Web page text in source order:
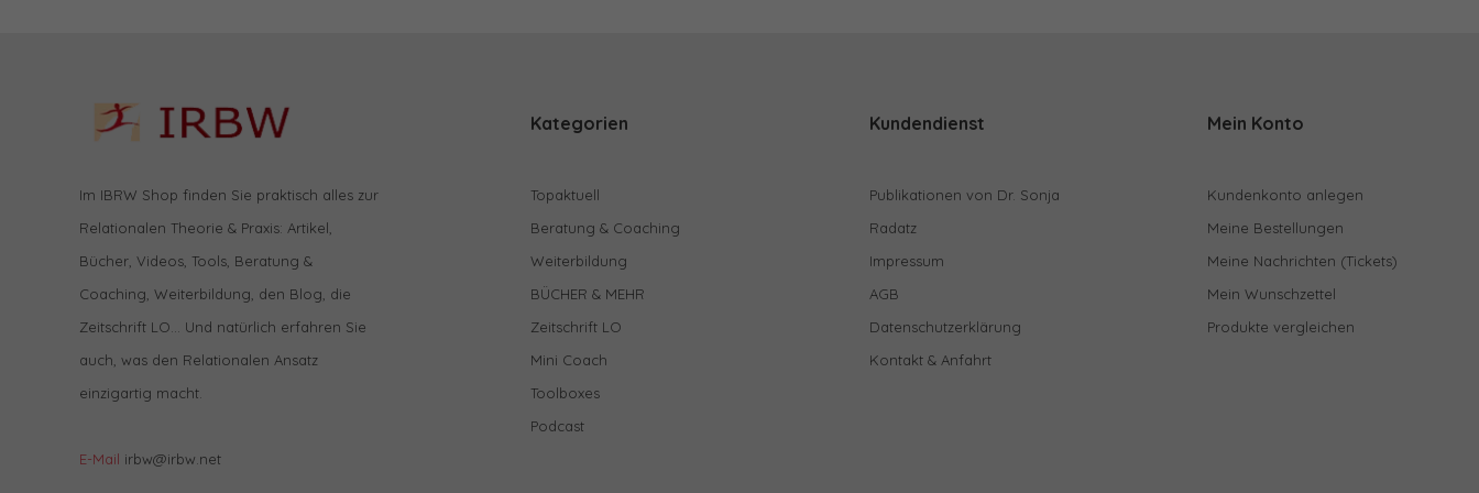
Im IBRW Shop finden Sie praktisch alles zur
Relationalen Theorie & Praxis: Artikel,
Bücher, Videos, Tools, Beratung &
Coaching, Weiterbildung, den Blog, die
Zeitschrift LO… Und natürlich erfahren Sie
auch, was den Relationalen Ansatz
einzigartig macht.
E-Mail irbw@irbw.net
Kategorien
Topaktuell
Beratung & Coaching
Weiterbildung
BÜCHER & MEHR
Zeitschrift LO
Mini Coach
Toolboxes
Podcast
Kundendienst
Publikationen von Dr. Sonja
Radatz
Impressum
AGB
Datenschutzerklärung
Kontakt & Anfahrt
Mein Konto
Kundenkonto anlegen
Meine Bestellungen
Meine Nachrichten (Tickets)
Mein Wunschzettel
Produkte vergleichen